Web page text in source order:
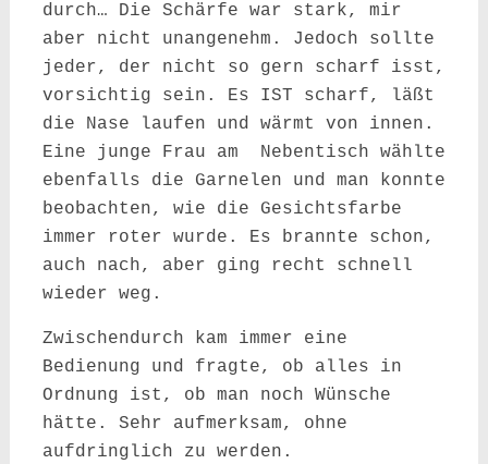
durch… Die Schärfe war stark, mir
aber nicht unangenehm. Jedoch sollte
jeder, der nicht so gern scharf isst,
vorsichtig sein. Es IST scharf, läßt
die Nase laufen und wärmt von innen.
Eine junge Frau am Nebentisch wählte
ebenfalls die Garnelen und man konnte
beobachten, wie die Gesichtsfarbe
immer roter wurde. Es brannte schon,
auch nach, aber ging recht schnell
wieder weg.
Zwischendurch kam immer eine
Bedienung und fragte, ob alles in
Ordnung ist, ob man noch Wünsche
hätte. Sehr aufmerksam, ohne
aufdringlich zu werden.